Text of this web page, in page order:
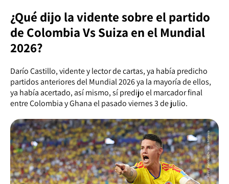
¿Qué dijo la vidente sobre el partido
de Colombia Vs Suiza en el Mundial
2026?
Darío Castillo, vidente y lector de cartas, ya había predicho
partidos anteriores del Mundial 2026 ya la mayoría de ellos,
ya había acertado, así mismo, sí predijo el marcador final
entre Colombia y Ghana el pasado viernes 3 de julio.